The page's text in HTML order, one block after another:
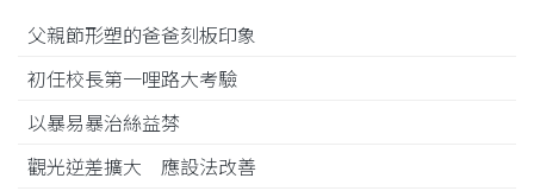
父親節形塑的爸爸刻板印象
初任校長第一哩路大考驗
以暴易暴治絲益棼
觀光逆差擴大 應設法改善